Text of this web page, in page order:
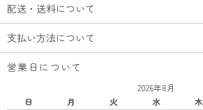
配送・送料について
支払い方法について
営業日について
2026年8月
日
月 火 水 木